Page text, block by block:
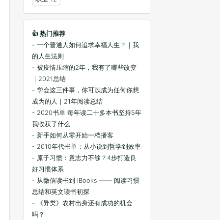
👍 热门推荐
- 一个普通人如何追求幸福人生？｜我
的人生法则
- 被疫情压缩的2年，我有了哪些改变
｜2021总结
- 学会这三件事，你可以成为任何你想
成为的人｜21年阅读总结
- 2020书单 每年读二十多本书坚持5年
我收获了什么
- 新手如何从零开始一档播客
- 2010年代书单：从小说到哲学到效率
- 原子习惯：意志力不够？4步打造良
好习惯体系
- 从微信读书到 iBooks —— 阅读习惯
总结和英文读书初探
- 《异类》农村出身还有成功的机会
吗？